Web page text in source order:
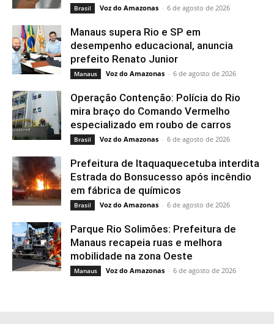
Brasil Voz do Amazonas - 6 de agosto de 2026
Manaus supera Rio e SP em
desempenho educacional, anuncia
prefeito Renato Junior
Manaus Voz do Amazonas - 6 de agosto de 2026
Operação Contenção: Polícia do Rio
mira braço do Comando Vermelho
especializado em roubo de carros
Brasil Voz do Amazonas - 6 de agosto de 2026
Prefeitura de Itaquaquecetuba interdita
Estrada do Bonsucesso após incêndio
em fábrica de químicos
Brasil Voz do Amazonas - 6 de agosto de 2026
Parque Rio Solimões: Prefeitura de
Manaus recapeia ruas e melhora
mobilidade na zona Oeste
Manaus Voz do Amazonas - 6 de agosto de 2026